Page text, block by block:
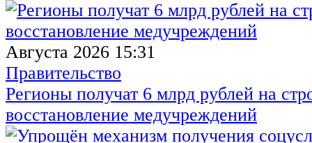
Августа 2026 15:31
Правительство
Регионы получат 6 млрд рублей на
восстановление медучреждений